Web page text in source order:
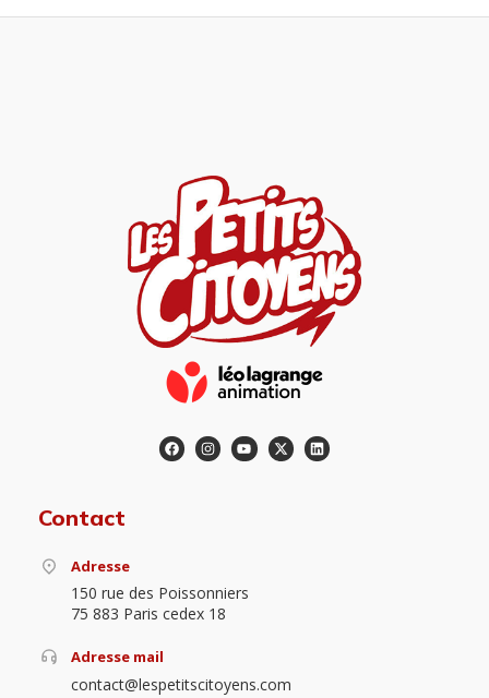
Contact
Adresse
150 rue des Poissonniers
75 883 Paris cedex 18
Adresse mail
contact@lespetitscitoyens.com